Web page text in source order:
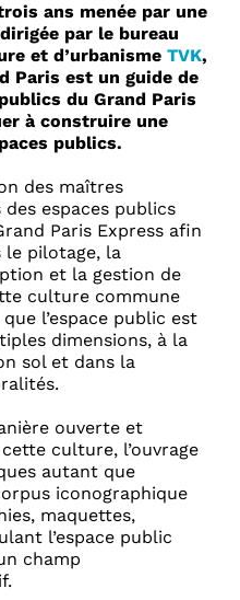
ans menée par une
par le bureau
et d’urbanisme TVK,
Paris est un guide de
du Grand Paris
à construire une
publics.
des maîtres
espaces publics
Paris Express afin
le pilotage, la
et la gestion de
culture commune
l’espace public est
dimensions, à la
sol et dans la
ouverte et
culture, l’ouvrage
autant que
iconographique
maquettes,
l’espace public
champ